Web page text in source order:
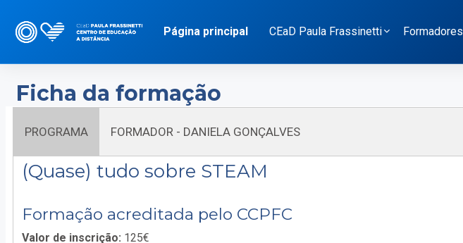
Página principal
CEaD Paula Frassinetti Formadores
Ficha da formação
PROGRAMA FORMADOR - DANIELA GONÇALVES
(Quase) tudo sobre STEAM
Formação acreditada pelo CCPFC
Valor de inscrição: 125€